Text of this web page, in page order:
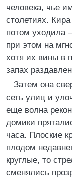
человека, чье
столетиях.
потом уходила
при этом на
хотя их вины в
запах
Затем она
сеть улиц и
еще волна
домики
часа. Плоские
плодом
круглые, то
сменялись